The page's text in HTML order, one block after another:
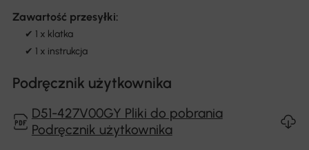
Zawartość przesyłki:
✔ 1 x klatka
✔ 1 x instrukcja
Podręcznik użytkownika
D51-427V00GY Pliki do pobrania
Podręcznik użytkownika